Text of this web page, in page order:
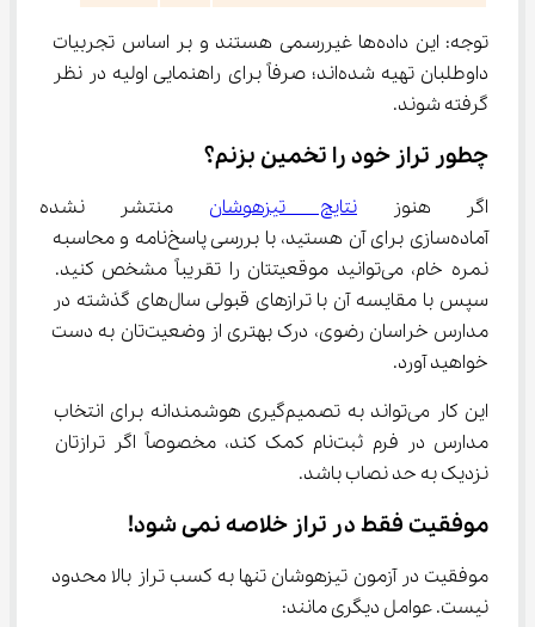
توجه: این داده‌ها غیررسمی هستند و بر اساس تجربیات
داوطلبان تهیه شده‌اند؛ صرفاً برای راهنمایی اولیه در نظر
گرفته شوند.
چطور تراز خود را تخمین بزنم؟
اگر هنوز نتایج تیزهوشان منتشر نشده
آماده‌سازی برای آن هستید، با بررسی پاسخ‌نامه و محاسبه
نمره خام، می‌توانید موقعیتتان را تقریباً مشخص کنید.
سپس با مقایسه آن با ترازهای قبولی سال‌های گذشته در
مدارس خراسان رضوی، درک بهتری از وضعیت‌تان به دست
خواهید آورد.
این کار می‌تواند به تصمیم‌گیری هوشمندانه برای انتخاب
مدارس در فرم ثبت‌نام کمک کند، مخصوصاً اگر ترازتان
نزدیک به حد نصاب باشد.
موفقیت فقط در تراز خلاصه نمی شود!
موفقیت در آزمون تیزهوشان تنها به کسب تراز بالا محدود
نیست. عوامل دیگری مانند: